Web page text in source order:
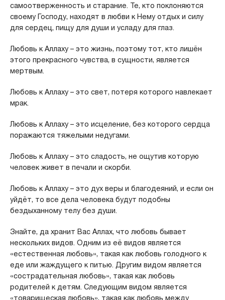
самоотверженность и старание. Те, кто поклоняются
своему Господу, находят в любви к Нему отдых и силу
для сердец, пищу для души и усладу для глаз.
Любовь к Аллаху – это жизнь, поэтому тот, кто лишён
этого прекрасного чувства, в сущности, является
мертвым.
Любовь к Аллаху – это свет, потеря которого навлекает
мрак.
Любовь к Аллаху – это исцеление, без которого сердца
поражаются тяжелыми недугами.
Любовь к Аллаху – это сладость, не ощутив которую
человек живет в печали и скорби.
Любовь к Аллаху – это дух веры и благодеяний, и если он
уйдёт, то все дела человека будут подобны
бездыханному телу без души.
Знайте, да хранит Вас Аллах, что любовь бывает
нескольких видов. Одним из её видов является
«естественная любовь», такая как любовь голодного к
еде или жаждущего к питью. Другим видом является
«сострадательная любовь», такая как любовь
родителей к детям. Следующим видом является